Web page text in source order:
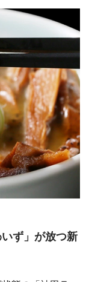
ず」が放つ新